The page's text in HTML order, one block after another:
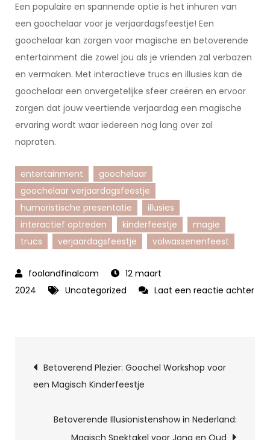
Een populaire en spannende optie is het inhuren van
een goochelaar voor je verjaardagsfeestje! Een
goochelaar kan zorgen voor magische en betoverende
entertainment die zowel jou als je vrienden zal verbazen
en vermaken. Met interactieve trucs en illusies kan de
goochelaar een onvergetelijke sfeer creëren en ervoor
zorgen dat jouw veertiende verjaardag een magische
ervaring wordt waar iedereen nog lang over zal
napraten.
entertainment
goochelaar
goochelaar verjaardagsfeestje
humoristische presentatie
illusies
interactief optreden
kinderfeestje
magie
trucs
verjaardagsfeestje volwassenenfeest
12 maart
2024
Uncategorized
Laat een reactie achter
Verjaardagsfeestje!
Berichtnavigatie
Betoverend Plezier: Goochel Workshop voor
een Magisch Kinderfeestje
Betoverende Illusionistenshow in Nederland:
Magisch Spektakel voor Jong en Oud